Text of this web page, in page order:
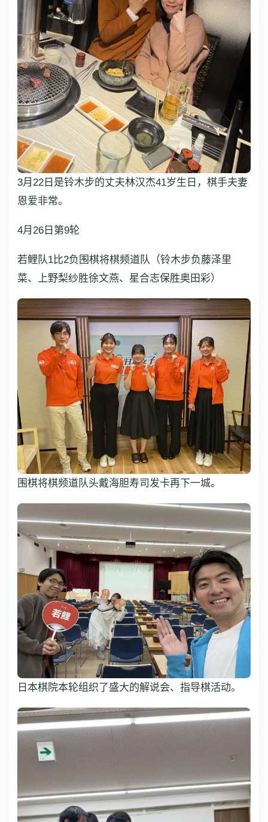
3月22日是铃木步的丈夫林汉杰41岁生日，棋手夫妻
恩爱非常。
4月26日第9轮
若鲤队1比2负围棋将棋频道队（铃木步负藤泽里
菜、上野梨纱胜徐文燕、星合志保胜奥田彩）
围棋将棋频道队头戴海胆寿司发卡再下一城。
日本棋院本轮组织了盛大的解说会、指导棋活动。